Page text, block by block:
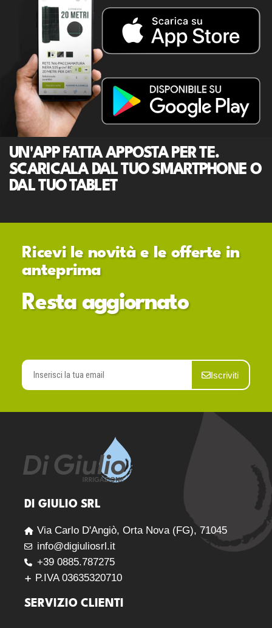
UN'APP FATTA APPOSTA PER TE.
SCARICALA DAL TUO SMARTPHONE O
DAL TUO TABLET
Ricevi le novità e le offerte in
anteprima
Resta aggiornato
Iscriviti
DI GIULIO SRL
Via Carlo D'Angiò, Orta Nova (FG), 71045
info@digiuliosrl.it
+39 0885.787275
P.IVA 03635320710
SERVIZIO CLIENTI